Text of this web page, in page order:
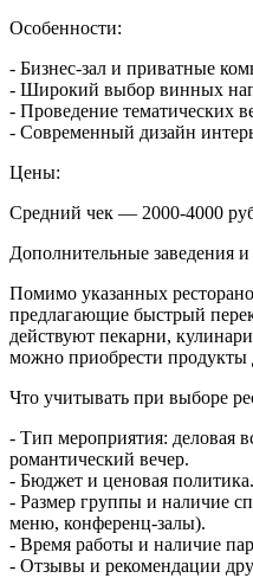
Особенности:
- Бизнес-зал и приватные
- Широкий выбор винных
- Проведение тематических
- Современный дизайн
Цены:
Средний чек — 2000-4000
Дополнительные заведения и
Помимо указанных
предлагающие быстрый
действуют пекарни,
можно приобрести продукты
Что учитывать при выборе
- Тип мероприятия: деловая
романтический вечер.
- Бюджет и ценовая политика.
- Размер группы и наличие
меню, конференц-залы).
- Время работы и наличие
- Отзывы и рекомендации